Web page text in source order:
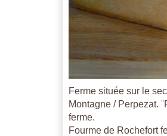
Ferme située sur le
Montagne / Perpezat.
ferme.
Fourme de Rochefort